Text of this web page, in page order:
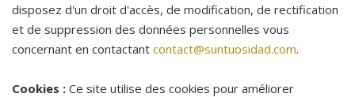
disposez d'un droit d'accès, de modification, de rectification
et de suppression des données personnelles vous
concernant en contactant contact@suntuosidad.com.
Cookies : Ce site utilise des cookies pour améliorer